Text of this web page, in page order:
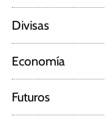
Divisas
Economía
Futuros